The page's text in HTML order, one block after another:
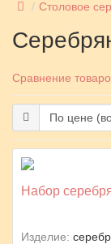
Столовое
Сравнение
Набор
Изделие: